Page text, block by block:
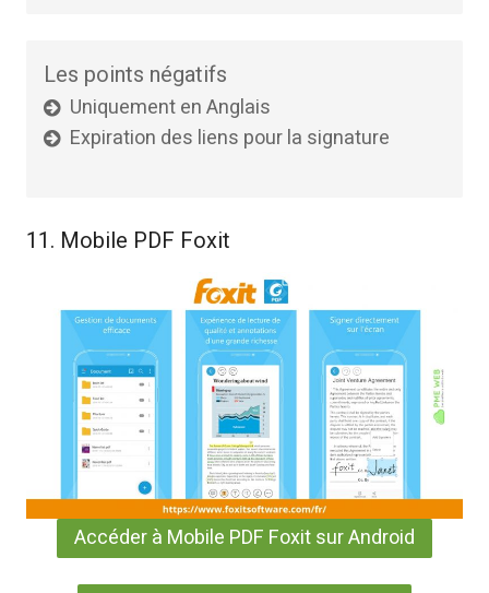
Les points négatifs
Uniquement en Anglais
Expiration des liens pour la signature
11. Mobile PDF Foxit
Accéder à Mobile PDF Foxit sur Android